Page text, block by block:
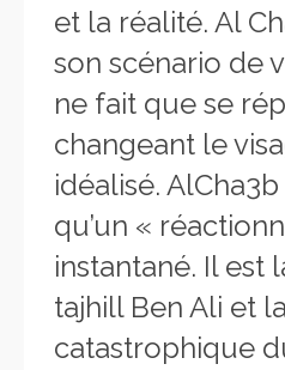
et la réalité. Al
son scénario de
ne fait que se
changeant le
idéalisé.
qu’un «
instantané. Il est
tajhill Ben Ali et
catastrophique